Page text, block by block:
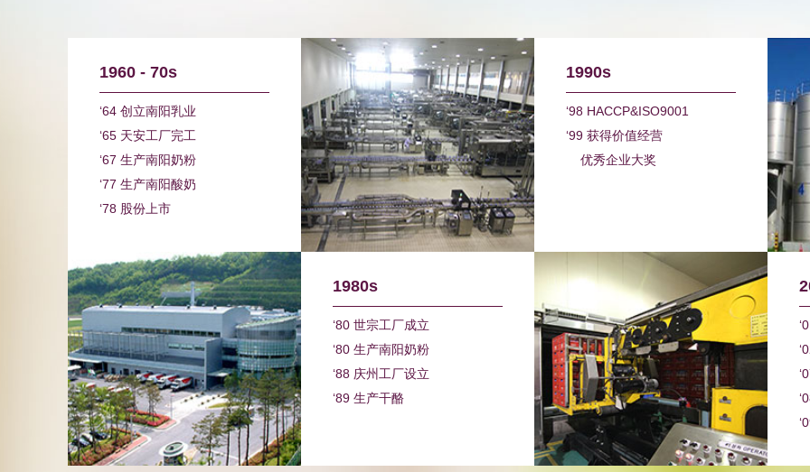
1960 - 70s
‘64 创立南阳乳业
‘65 天安工厂完工
‘67 生产南阳奶粉
‘77 生产南阳酸奶
‘78 股份上市
1990s
‘98 HACCP&ISO9001
‘99 获得价值经营
优秀企业大奖
1980s
‘80 世宗工厂成立
‘80 生产南阳奶粉
‘88 庆州工厂设立
‘89 生产干酪